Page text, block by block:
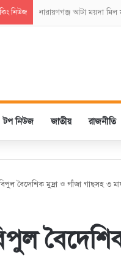
নিউজ নারায়ণগঞ্জ আটা ময়দা
টপ নিউজ জাতীয় রাজনীতি
বৈদেশিক মুদ্রা ও গাঁজা গাছসহ ৩